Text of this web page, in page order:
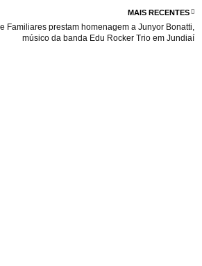
MAIS RECENTES
Familiares prestam homenagem a Junyor Bonatti,
músico da banda Edu Rocker Trio em Jundiaí